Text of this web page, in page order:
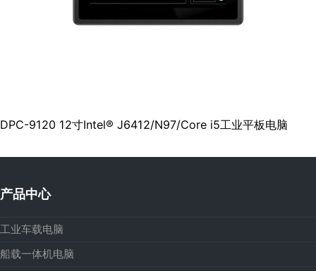
DPC-9120 12寸Intel® J6412/N97/Core i5工业平板电脑
产品中心
工业车载电脑
船载一体机电脑